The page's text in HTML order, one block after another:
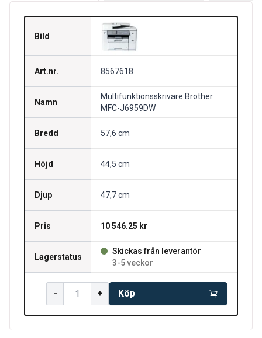
Bild
Art.nr. 8567618
Namn
Multifunktionsskrivare Brother
MFC-J6959DW
Bredd 57,6 cm
Höjd 44,5 cm
Djup 47,7 cm
Pris 10 546.25 kr
Lagerstatus
Skickas från leverantör
3-5 veckor
- + Köp